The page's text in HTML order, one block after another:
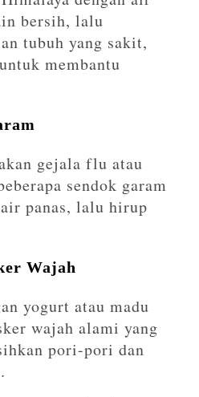
bersih, lalu
tubuh yang sakit,
membantu
gejala flu atau
sendok garam
panas, lalu hirup
Wajah
yogurt atau madu
wajah alami yang
pori-pori dan